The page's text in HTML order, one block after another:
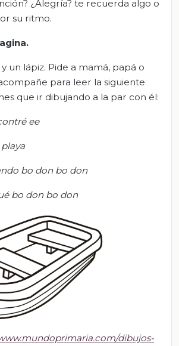
¿Alegría? te recuerda algo o
su ritmo.
un lápiz. Pide a mamá, papá o
para leer la siguiente
que ir dibujando a la par con él:
ee
bo don bo don
bo don bo don
dibujos-